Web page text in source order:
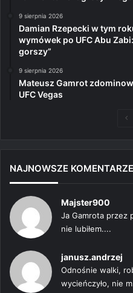
9 sierpnia 2026
Damian Rzepecki w tym
wymówek po UFC Abu
gorszy”
9 sierpnia 2026
Mateusz Gamrot
UFC Vegas
NAJNOWSZE KOMENTARZE
Majster900
Ja Gamrota przez
nie lubiłem....
janusz.andrzej
Odnośnie walki,
wycieńczyło, nie